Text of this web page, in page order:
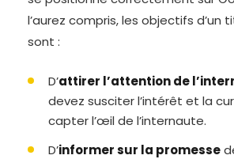
l’aurez compris, les objectifs d’un
sont :
D’attirer l’attention de
devez susciter l’intérêt et la
capter l’œil de l’internaute.
D’informer sur la promesse